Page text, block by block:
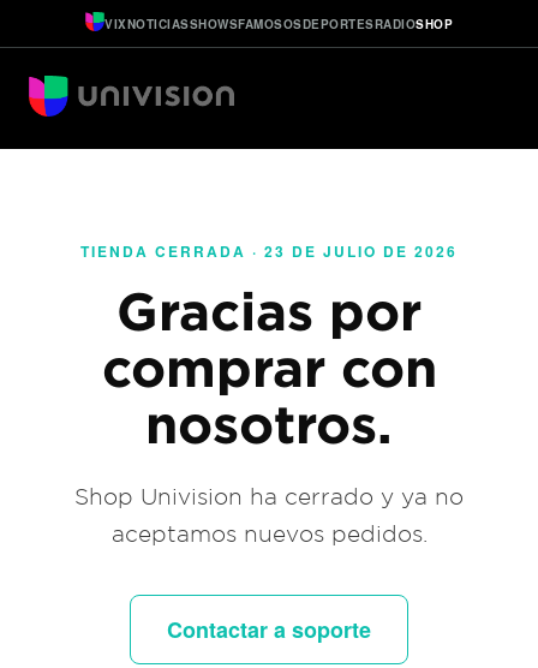
VIXNOTICIASSHOWSFAMOSOSDEPORTESRADIOSHOP
TIENDA CERRADA · 23 DE JULIO DE 2026
Gracias por
comprar con
nosotros.
Shop Univision ha cerrado y ya no
aceptamos nuevos pedidos.
Contactar a soporte